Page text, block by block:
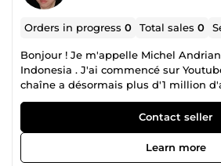
Orders in progress0 Total sales0
Bonjour ! Je m'appelle Michel
Indonesia . J'ai commencé sur
chaîne a désormais plus d'1 million
suis lancé dans l'e-commerce que
ans. Désormais, je produis des vidéos
tout type de client grâce à mon
centaines d'acteurs dan Graphics
N'hésitez pas à me contacter pour
Contact seller
Learn more